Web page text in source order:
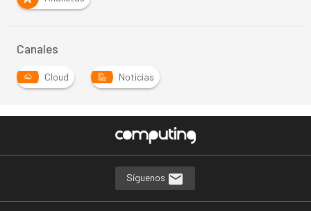
Canales
Cloud Noticias
Síguenos